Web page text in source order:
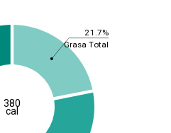
21.7%
Grasa Total
380
cal